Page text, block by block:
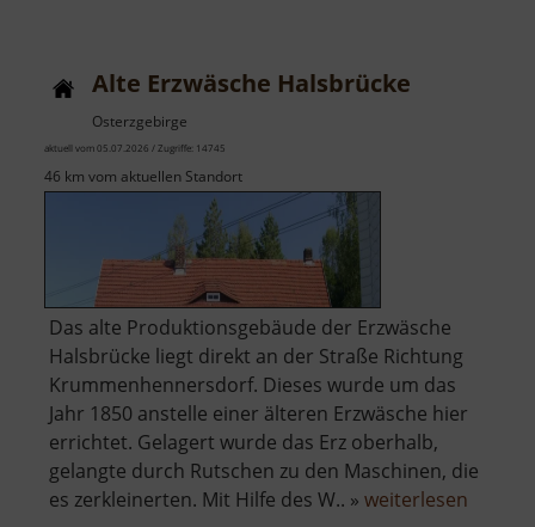
Alte Erzwäsche Halsbrücke
Osterzgebirge
aktuell vom 05.07.2026 / Zugriffe: 14745
46 km vom aktuellen Standort
Das alte Produktionsgebäude der Erzwäsche
Halsbrücke liegt direkt an der Straße Richtung
Krummenhennersdorf. Dieses wurde um das
Jahr 1850 anstelle einer älteren Erzwäsche hier
errichtet. Gelagert wurde das Erz oberhalb,
gelangte durch Rutschen zu den Maschinen, die
es zerkleinerten. Mit Hilfe des W.. » weiterlesen